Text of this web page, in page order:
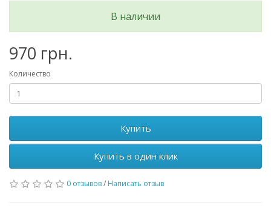
В наличии
970 грн.
Количество
Купить
Купить в один клик
0 отзывов/ Написать отзыв